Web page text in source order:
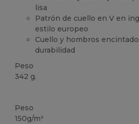
lisa
Patrón de cuello en V en
estilo europeo
Cuello y hombros
durabilidad
Peso
342 g.
Peso
150g/m²